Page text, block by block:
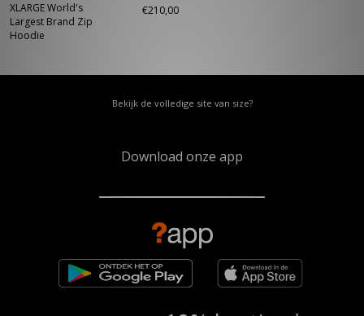
XLARGE World's
Largest Brand Zip
Hoodie
€210,00
Bekijk de volledige site van size?
Download onze app